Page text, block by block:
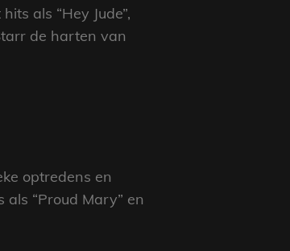
als “Hey Jude”,
de harten van
optredens en
“Proud Mary” en